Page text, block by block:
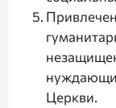
Церкви.